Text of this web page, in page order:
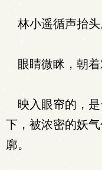
林小遥循声抬头
眼睛微眯，朝着
映入眼帘的，是
下，被浓密的妖
廓。